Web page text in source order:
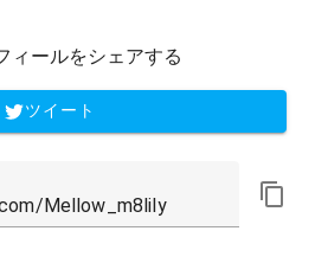
ィールをシェアする
ツイート